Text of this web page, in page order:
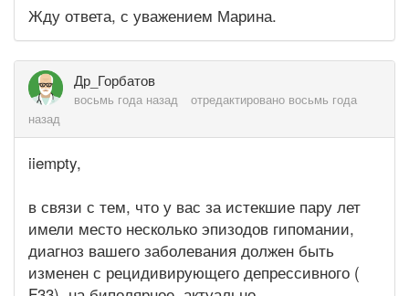
Жду ответа, с уважением Марина.
Др_Горбатов
восьмь года назад
отредактировано восьмь года
назад
iiempty,
в связи с тем, что у вас за истекшие пару лет
имели место несколько эпизодов гипомании,
диагноз вашего заболевания должен быть
изменен с рецидивирующего депрессивного (